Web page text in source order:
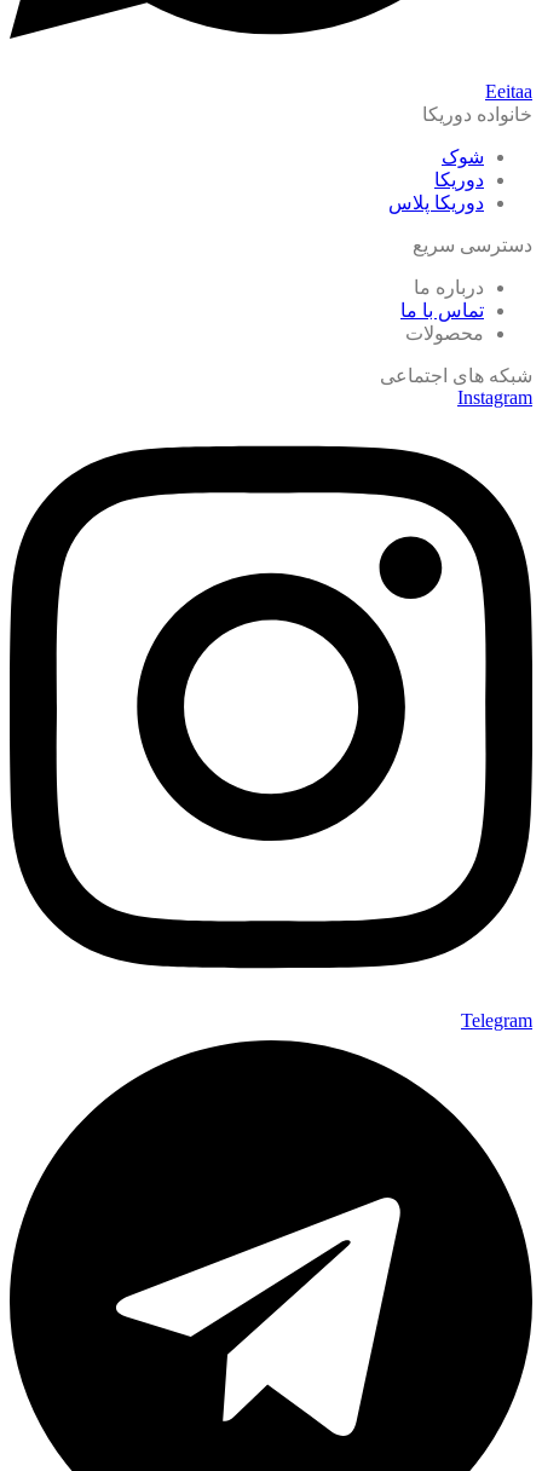
Eeitaa
خانواده دوریکا
شوک
دوریکا
دوریکا پلاس
دسترسی سریع
درباره ما
تماس با ما
محصولات
شبکه های اجتماعی
Instagram
Telegram